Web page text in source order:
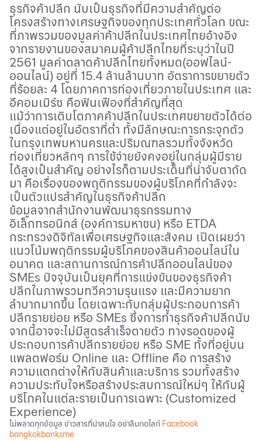
ธุรกิจค้าปลีก นับเป็นธุรกิจที่มีความสำคัญต่อ
โครงสร้างทางเศรษฐกิจของทุกประเทศทั่วโลก ขณะ
ที่ภาพรวมของมูลค่าค้าปลีกในประเทศไทยอ้างอิง
จากรายงานของสมาคมผู้ค้าปลีกไทยที่ระบุว่าในปี
2561 มูลค่าตลาดค้าปลีกไทยทั้งหมด(ออฟไลน์-
ออนไลน์) อยู่ที่ 15.4 ล้านล้านบาท อัตราการขยายตัว
ที่ร้อยละ 4 โดยภาคการท่องเที่ยวภายในประเทศ และ
อีคอมเมิร์ซ คือฟันเฟืองที่สำคัญที่สุด
แม้ว่าการเติบโตภาคค้าปลีกในประเทศขยายตัวได้ต่อ
เนื่องแต่อยู่ในอัตราที่ต่ำ ทั้งมีลักษณะการกระจุกตัว
ในกรุงเทพมหานครและปริมณฑลรวมทั้งจังหวัด
ท่องเที่ยวหลักๆ การใช้จ่ายยังคงอยู่ในกลุ่มผู้มีราย
ได้สูงเป็นสำคัญ อย่างไรก็ตามประเด็นที่น่าจับตาถัด
มา คือเรื่องของพฤติกรรมของผู้บริโภคที่กำลังจะ
เป็นตัวแปรสำคัญในธุรกิจค้าปลีก
ข้อมูลจากสำนักงานพัฒนาธุรกรรมทาง
อิเล็กทรอนิกส์ (องค์การมหาชน) หรือ ETDA
กระทรวงดิจิทัลเพื่อเศรษฐกิจและสังคม เปิดเผยว่า
แนวโน้มพฤติกรรมผู้บริโภคของสินค้าออนไลน์ใน
อนาคต และสถานการณ์การค้าปลีกออนไลน์ของ
SMEs ปัจจุบันเป็นยุคที่การแข่งขันของธุรกิจค้า
ปลีกในภาพรวมทวีความรุนแรง และมีความยาก
ลำบากมากขึ้น โดยเฉพาะกับกลุ่มผู้ประกอบการค้า
ปลีกรายย่อย หรือ SMEs ซึ่งการทำธุรกิจค้าปลีกนับ
จากนี้อาจจะไม่มีสูตรสำเร็จตายตัว ทางรอดของผู้
ประกอบการค้าปลีกรายย่อย หรือ SME ทั้งที่อยู่บน
แพลตฟอร์ม Online และ Offline คือ การสร้าง
ความแตกต่างให้กับสินค้าและบริการ รวมทั้งสร้าง
ความประทับใจหรือสร้างประสบการณ์ใหม่ๆ ให้กับผู้
บริโภคในแต่ละรายเป็นการเฉพาะ (Customized
Experience)
ไม่พลาดทุกข้อมูล ข่าวสารที่น่าสนใจ อย่าลืมกดไลก์ Facebook
bangkokbanksme